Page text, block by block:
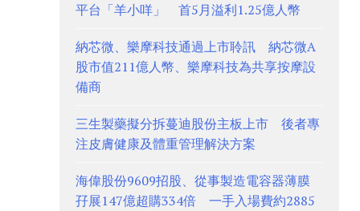
平台「羊小咩」 首5月溢利1.25億人幣
納芯微、樂摩科技通過上市聆訊 納芯微A
股市值211億人幣、樂摩科技為共享按摩設
備商
三生製藥擬分拆蔓迪股份主板上市 後者專
注皮膚健康及體重管理解決方案
海偉股份9609招股、從事製造電容器薄膜
孖展147億超購334倍 一手入場費約2885